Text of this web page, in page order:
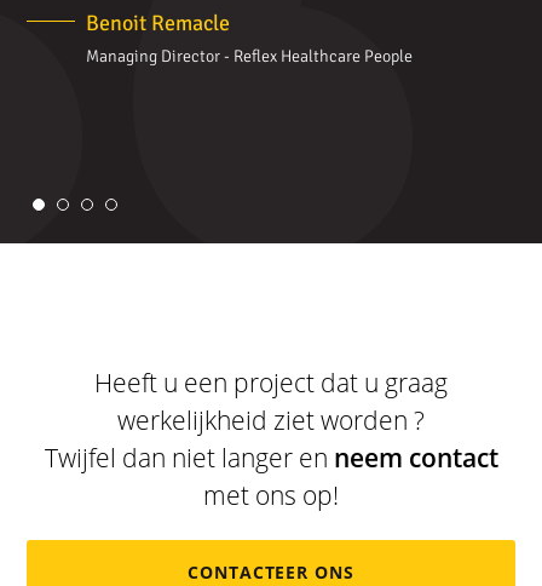
Benoit Remacle
Managing Director - Reflex Healthcare People
Heeft u een project dat u graag
werkelijkheid ziet worden ?
Twijfel dan niet langer en neem contact
met ons op!
CONTACTEER ONS